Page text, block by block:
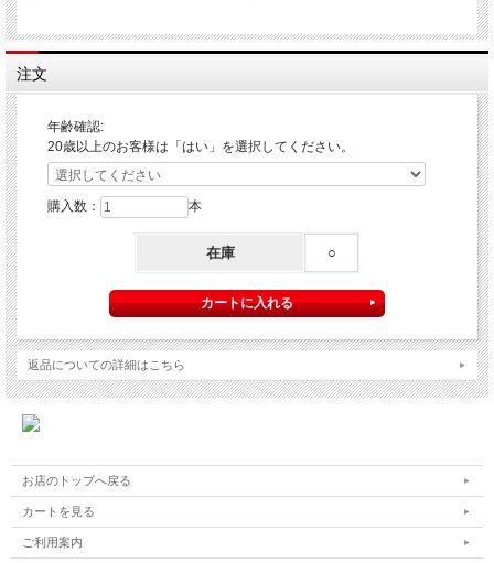
注文
年齢確認:
20歳以上のお客様は「はい」を選択してください。
購入数： 本
在庫 ○
返品についての詳細はこちら
お店のトップへ戻る
カートを見る
ご利用案内